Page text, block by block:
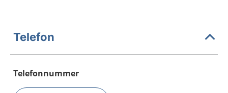
Telefon
Telefonnummer